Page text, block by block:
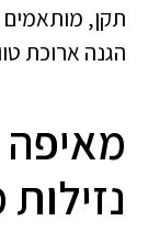
תקן,
הגנה ארוכת
מאיפה